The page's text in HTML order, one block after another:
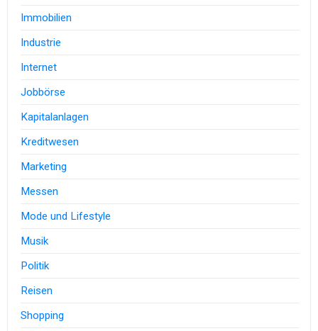
Immobilien
Industrie
Internet
Jobbörse
Kapitalanlagen
Kreditwesen
Marketing
Messen
Mode und Lifestyle
Musik
Politik
Reisen
Shopping